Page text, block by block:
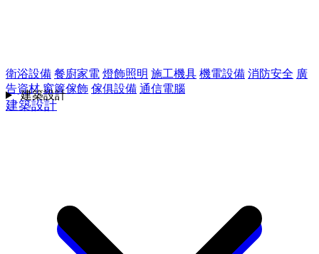
衛浴設備 餐廚家電 燈飾照明 施工機具 機電設備 消防安全 廣
告資材 窗簾傢飾 傢俱設備 通信電腦
建築設計
建築設計